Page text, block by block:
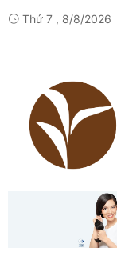
Thứ 7 , 8/8/2026